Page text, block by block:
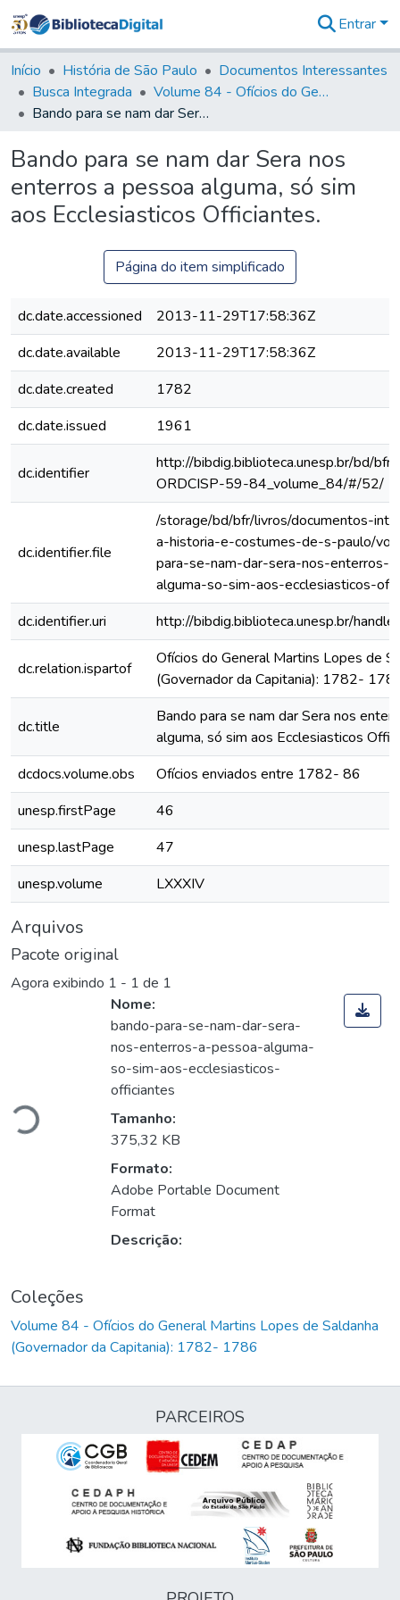
&
Coleções
Tudo na
Biblioteca
Estatísticas
Entrar
Início História de São Paulo
Documentos Interessantes
Busca Integrada
Volume 84 - Ofícios do General Martins Lopes de Saldanha (Governador da Capitania): 1782- 1786
Bando para se nam dar Sera nos enterros a pessoa alguma, só sim aos Ecclesiasticos Officiantes.
Bando para se nam dar Sera nos
enterros a pessoa alguma, só sim
aos Ecclesiasticos Officiantes.
Página do item simplificado
dc.date.accessioned
2013-11-29T17:58:36Z
dc.date.available
2013-11-29T17:58:36Z
dc.date.created
1782
dc.date.issued
1961
dc.identifier
http://bibdig.biblioteca.unesp.br/bd/
ORDCISP-59-84_volume_84/#/52/
dc.identifier.file
/storage/bd/bfr/livros/documentos-
a-historia-e-costumes-de-s-paulo/
para-se-nam-dar-sera-nos-enterros-
alguma-so-sim-aos-ecclesiasticos-
dc.identifier.uri
http://bibdig.biblioteca.unesp.br/
dc.relation.ispartof
Ofícios do General Martins Lopes de
(Governador da Capitania): 1782-
dc.title
Bando para se nam dar Sera nos
alguma, só sim aos Ecclesiasticos
dcdocs.volume.obs
Ofícios enviados entre 1782- 86
unesp.firstPage
46
unesp.lastPage
47
unesp.volume
LXXXIV
Arquivos
Pacote original
Agora exibindo 1 - 1 de 1
Nome:
bando-para-se-nam-dar-sera-
nos-enterros-a-pessoa-alguma-
so-sim-aos-ecclesiasticos-
officiantes
Tamanho:
375,32 KB
Formato:
Adobe Portable Document
Format
Descrição:
Coleções
Volume 84 - Ofícios do General Martins Lopes de Saldanha
(Governador da Capitania): 1782- 1786
PARCEIROS